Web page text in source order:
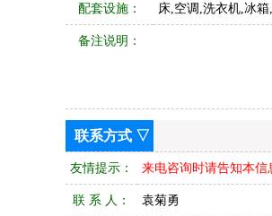
配套设施： 床,空调,洗衣机,冰
备注说明：
联系方式 ▽
友情提示： 来电咨询时请告知本信
联 系 人： 袁菊勇